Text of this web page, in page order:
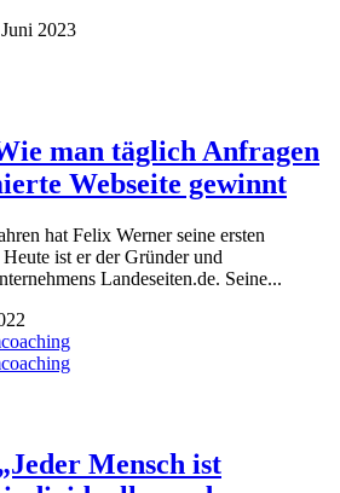
2023
man täglich Anfragen
Webseite gewinnt
hat Felix Werner seine ersten
ist er der Gründer und
Landeseiten.de. Seine...
Mensch ist